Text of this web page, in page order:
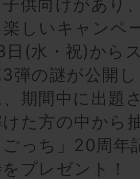
供向けがあり
しいキャンペ
日(水・祝)から
弾の謎が公開
、期間中に出題
た方の中から
ごっち」20周年
プレゼント！